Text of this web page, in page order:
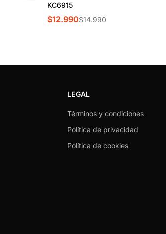
KC6915
$12.990$14.990
LEGAL
Términos y condiciones
Política de privacidad
Política de cookies